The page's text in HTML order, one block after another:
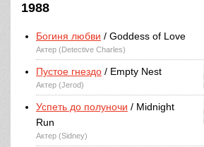
1988
Богиня любви / Goddess of Love
Актер (Detective Charles)
Пустое гнездо / Empty Nest
Актер (Jerod)
Успеть до полуночи / Midnight
Run
Актер (Sidney)